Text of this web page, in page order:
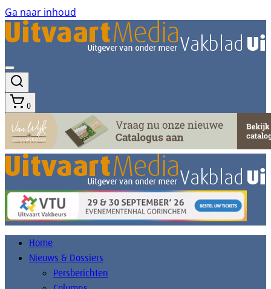
Ga naar inhoud
0
Home
Nieuws & Dossiers
Persberichten